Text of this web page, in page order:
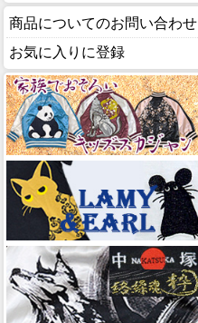
商品についてのお問い合わせ
お気に入りに登録